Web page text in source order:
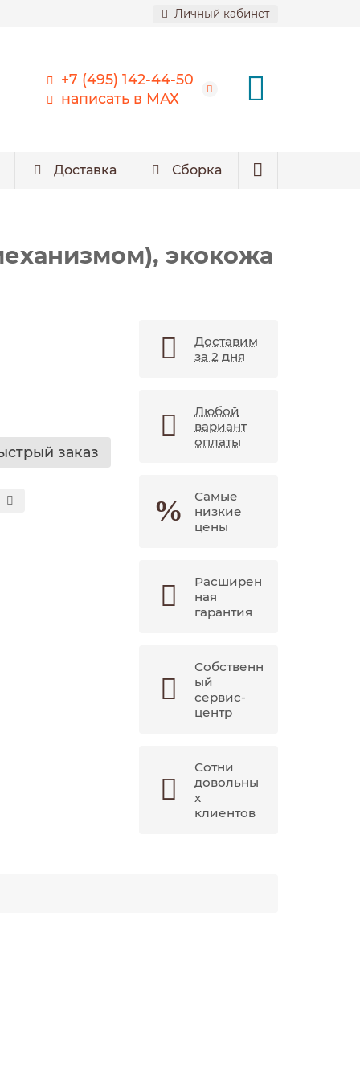
Личный кабинет
+7 (495) 142-44-50
написать в МАХ
Доставка Сборка
экокожа
заказ
Доставим
за 2 дня
Любой
вариант
оплаты
Самые
низкие
цены
Расширен
ная
гарантия
Собственн
ый
сервис-
центр
Сотни
довольны
х
клиентов